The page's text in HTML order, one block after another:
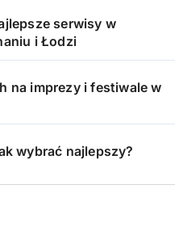
serwisy w
i Łodzi
na imprezy i festiwale w
wybrać najlepszy?